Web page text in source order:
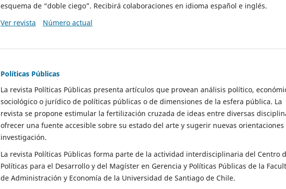
esquema de “doble ciego”. Recibirá colaboraciones en idioma español e inglés.
Ver revista
Número actual
Políticas Públicas
La revista Políticas Públicas presenta artículos que provean análisis político,
sociológico o jurídico de políticas públicas o de dimensiones de la esfera pública. La
revista se propone estimular la fertilización cruzada de ideas entre diversas
ofrecer una fuente accesible sobre su estado del arte y sugerir nuevas orientaciones
investigación.
La revista Políticas Públicas forma parte de la actividad interdisciplinaria del Centro
Políticas para el Desarrollo y del Magíster en Gerencia y Políticas Públicas de la
de Administración y Economía de la Universidad de Santiago de Chile.